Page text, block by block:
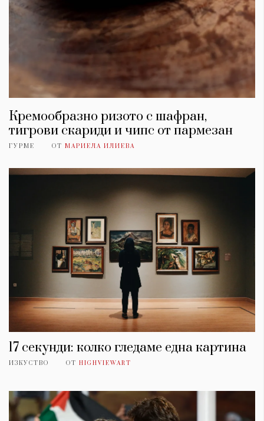
Кремообразно ризото с шафран,
тигрови скариди и чипс от пармезан
ГУРМЕ ОТ МАРИЕЛА ИЛИЕВА
17 секунди: колко гледаме една картина
ИЗКУСТВО ОТ HIGHVIEWART